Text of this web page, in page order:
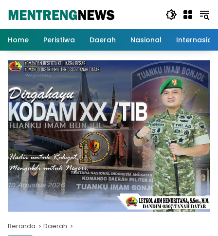
Home
Peristiwa Daerah Nasional
Beranda Daerah